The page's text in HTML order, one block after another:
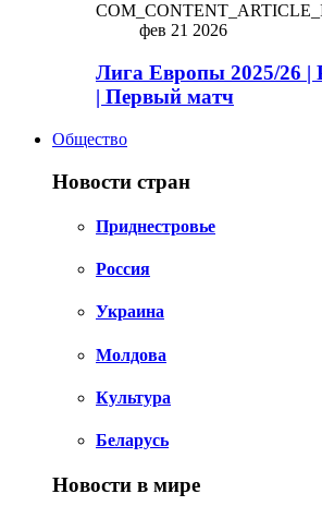
фев 21 2026
Лига Европы 2025/26 |
| Первый матч
Общество
Новости стран
Приднестровье
Россия
Украина
Молдова
Культура
Беларусь
Новости в мире